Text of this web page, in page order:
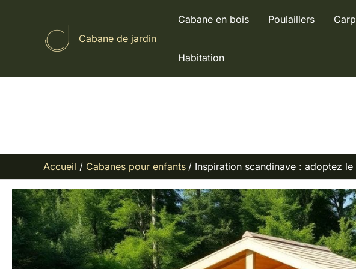
Cabane de jardin
Cabane en bois Poulaillers
Habitation
Accueil Cabanes pour enfants Inspiration scandinave : adoptez